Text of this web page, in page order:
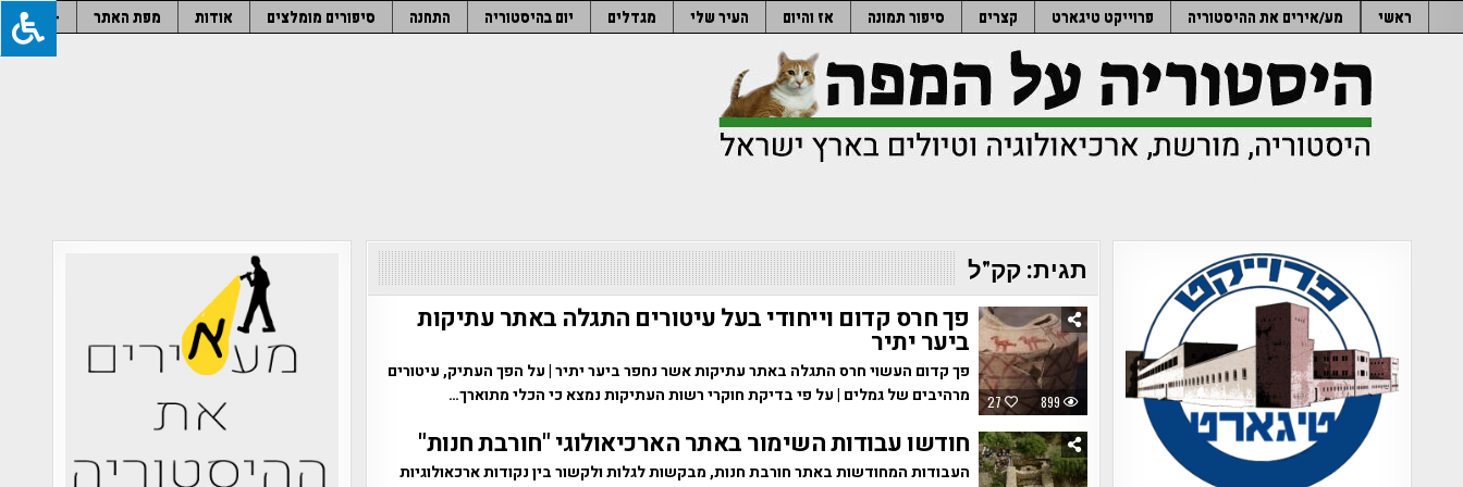
to
ראשי מע/אירים את ההיסטוריה פרוייקט טיגארט קצרים סיפור תמונה אז והיום העיר שלי מגדלים יום בהיסטוריה התחנה סיפורים מומלצים אודות מפת האתר –
תגית:קק"ל
27 899
פך חרס קדום וייחודי בעל עיטורים התגלה באתר עתיקות
ביער יתיר
פך קדום העשוי חרס התגלה באתר עתיקות אשר נחפר ביער יתיר | על הפך העתיק, עיטורים
מרהיבים של גמלים | על פי בדיקת חוקרי רשות העתיקות נמצא כי הכלי מתוארך…
חודשו עבודות השימור באתר הארכיאולוגי "חורבת חנות"
העבודות המחודשות באתר חורבת חנות, מבקשות לגלות ולקשור בין נקודות ארכאולוגיות